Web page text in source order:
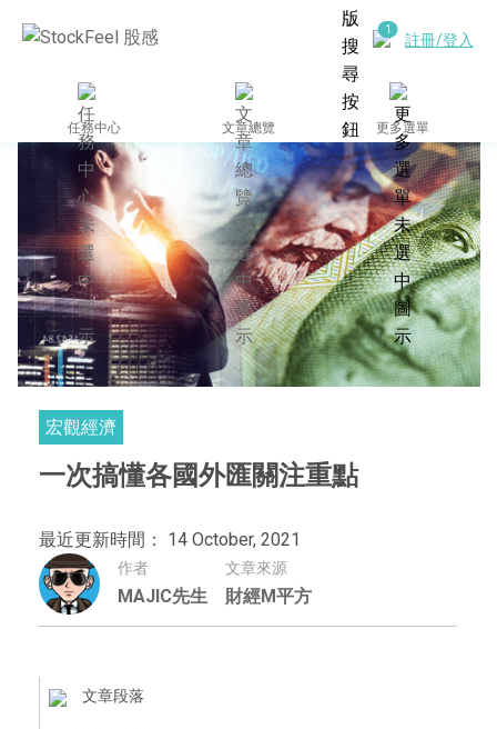
註冊/登入
任務中心 文章總覽 更多選單
宏觀經濟
一次搞懂各國外匯關注重點
最近更新時間： 14 October, 2021
作者
MAJIC先生
文章來源
財經M平方
文章段落